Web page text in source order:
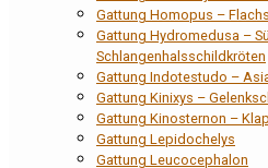
Gattung Homopus –
Gattung Hydromedusa –
Schlangenhalsschildkröten
Gattung Indotestudo –
Gattung Kinixys –
Gattung Kinosternon –
Gattung Lepidochelys
Gattung Leucocephalon